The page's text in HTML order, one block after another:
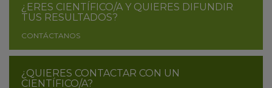
¿ERES CIENTÍFICO/A Y QUIERES DIFUNDIR
TUS RESULTADOS?
CONTÁCTANOS
¿QUIERES CONTACTAR CON UN
CIENTÍFICO/A?